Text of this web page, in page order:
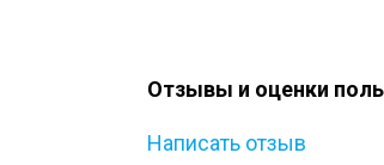
Отзывы и оценки
Написать отзыв